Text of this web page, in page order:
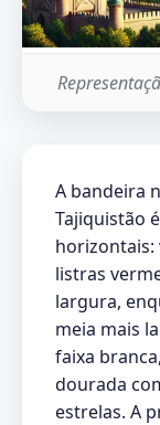
A bandeira
Tajiquistão
horizontais:
listras
largura,
meia mais
faixa
dourada
estrelas. A